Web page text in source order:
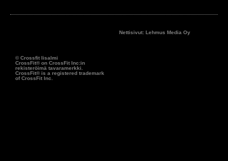
© Crossfit Iisalmi
CrossFit® on CrossFit Inc:in
rekisteröimä tavaramerkki.
CrossFit® is a registered trademark
of CrossFit Inc.
Nettisivut: Lehmus Media Oy